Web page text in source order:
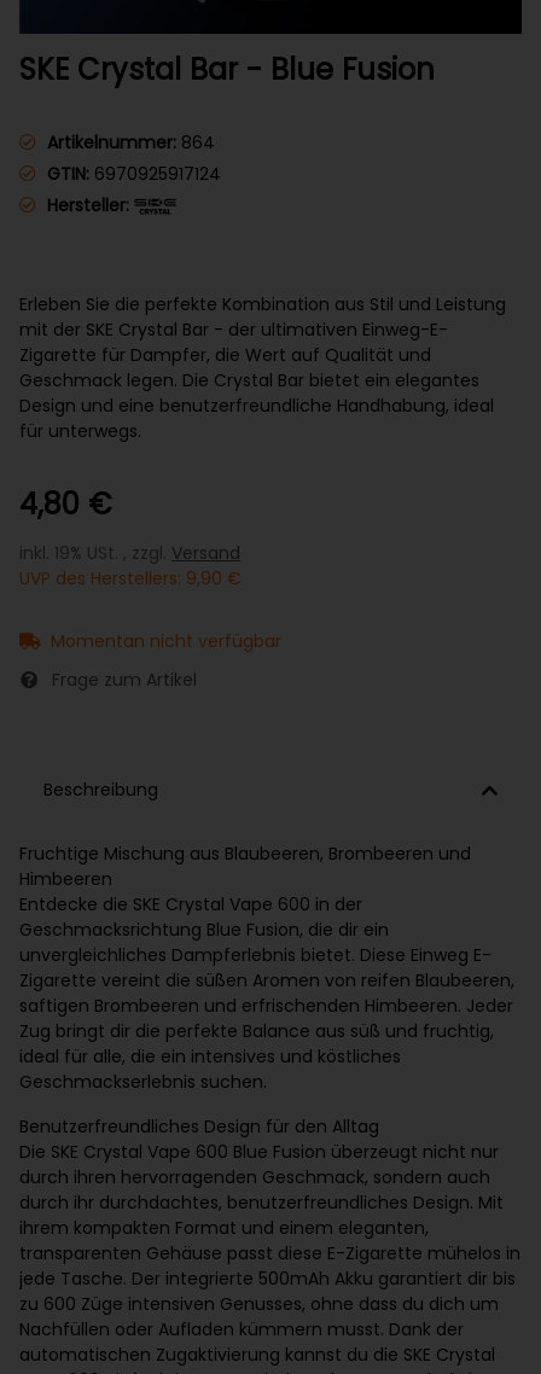
SKE Crystal Bar - Blue Fusion
Artikelnummer: 864
GTIN: 6970925917124
Hersteller:
Erleben Sie die perfekte Kombination aus Stil und Leistung
mit der SKE Crystal Bar - der ultimativen Einweg-E-
Zigarette für Dampfer, die Wert auf Qualität und
Geschmack legen. Die Crystal Bar bietet ein elegantes
Design und eine benutzerfreundliche Handhabung, ideal
für unterwegs.
4,80 €
inkl. 19% USt. , zzgl. Versand
UVP des Herstellers: 9,90 €
Momentan nicht verfügbar
Frage zum Artikel
Beschreibung
Fruchtige Mischung aus Blaubeeren, Brombeeren und
Himbeeren
Entdecke die SKE Crystal Vape 600 in der
Geschmacksrichtung Blue Fusion, die dir ein
unvergleichliches Dampferlebnis bietet. Diese Einweg E-
Zigarette vereint die süßen Aromen von reifen Blaubeeren,
saftigen Brombeeren und erfrischenden Himbeeren. Jeder
Zug bringt dir die perfekte Balance aus süß und fruchtig,
ideal für alle, die ein intensives und köstliches
Geschmackserlebnis suchen.
Benutzerfreundliches Design für den Alltag
Die SKE Crystal Vape 600 Blue Fusion überzeugt nicht nur
durch ihren hervorragenden Geschmack, sondern auch
durch ihr durchdachtes, benutzerfreundliches Design. Mit
ihrem kompakten Format und einem eleganten,
transparenten Gehäuse passt diese E-Zigarette mühelos in
jede Tasche. Der integrierte 500mAh Akku garantiert dir bis
zu 600 Züge intensiven Genusses, ohne dass du dich um
Nachfüllen oder Aufladen kümmern musst. Dank der
automatischen Zugaktivierung kannst du die SKE Crystal